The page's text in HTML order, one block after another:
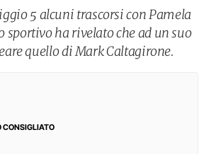
5 alcuni trascorsi con Pamela
ha rivelato che ad un suo
quello di Mark Caltagirone.
CONSIGLIATO